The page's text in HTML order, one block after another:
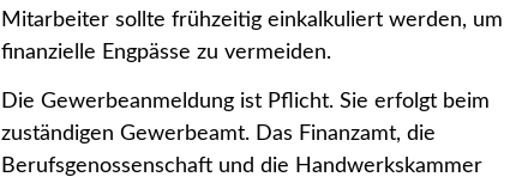
Mitarbeiter sollte frühzeitig einkalkuliert werden, um
finanzielle Engpässe zu vermeiden.
Die Gewerbeanmeldung ist Pflicht. Sie erfolgt beim
zuständigen Gewerbeamt. Das Finanzamt, die
Berufsgenossenschaft und die Handwerkskammer